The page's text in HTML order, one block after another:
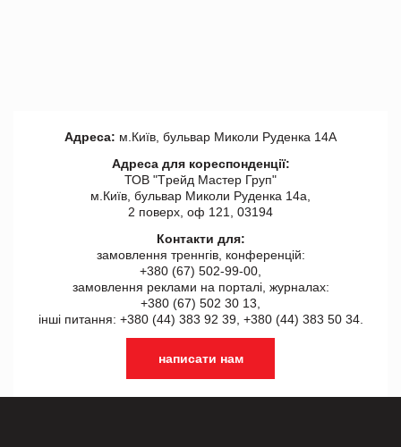
Адреса: м.Київ, бульвар Миколи Руденка 14А
Адреса для кореспонденції:
ТОВ "Tрейд Мастер Груп"
м.Київ, бульвар Миколи Руденка 14а,
2 поверх, оф 121, 03194
Контакти для:
замовлення треннгів, конференцій:
+380 (67) 502-99-00,
замовлення реклами на порталі, журналах:
+380 (67) 502 30 13,
інші питання: +380 (44) 383 92 39, +380 (44) 383 50 34.
написати нам